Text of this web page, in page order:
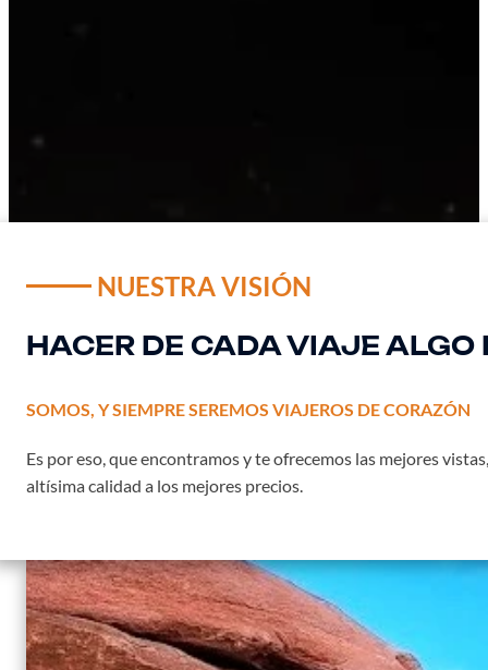
NUESTRA VISIÓN
HACER DE CADA VIAJE ALGO
SOMOS, Y SIEMPRE SEREMOS VIAJEROS DE CORAZÓN
Es por eso, que encontramos y te ofrecemos las mejores
altísima calidad a los mejores precios.